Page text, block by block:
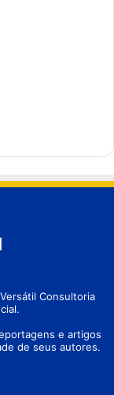
Consultoria
e artigos
de seus autores.